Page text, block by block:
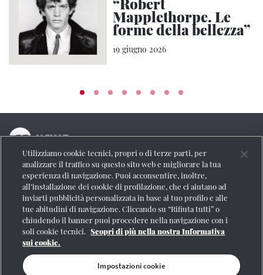
Mapplethorpe. Le
forme della bellezza”
19 giugno 2026
La testata online del Gruppo FS Italiane
Social
Se vuoi contattarci o avere altre informazioni
CONTATTI
Utilizziamo cookie tecnici, propri o di terze parti, per
analizzare il traffico su questo sito web e migliorare la tua
esperienza di navigazione. Puoi acconsentire, inoltre,
all’installazione dei cookie di profilazione, che ci aiutano ad
inviarti pubblicità personalizzata in base al tuo profilo e alle
tue abitudini di navigazione. Cliccando su “Rifiuta tutti” o
chiudendo il banner puoi procedere nella navigazione con i
soli cookie tecnici. Scopri di più nella nostra Informativa
sui cookie.
Impostazioni cookie